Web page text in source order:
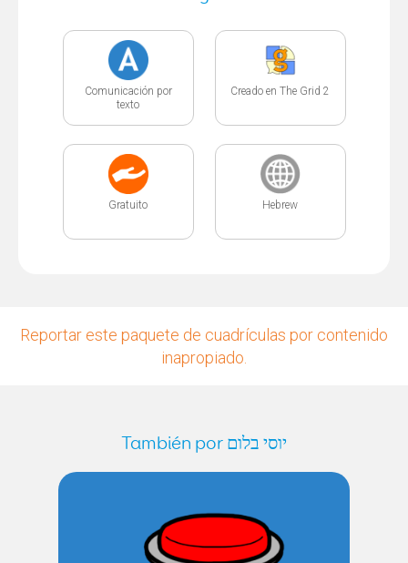
Comunicación por
texto
Creado en The Grid 2
Gratuito Hebrew
Reportar este paquete de cuadrículas por contenido
inapropiado.
También por יוסי בלום